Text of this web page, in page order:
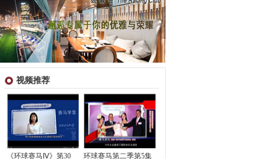
视频推荐
《环球赛马Ⅳ》第30 环球赛马第二季第5集